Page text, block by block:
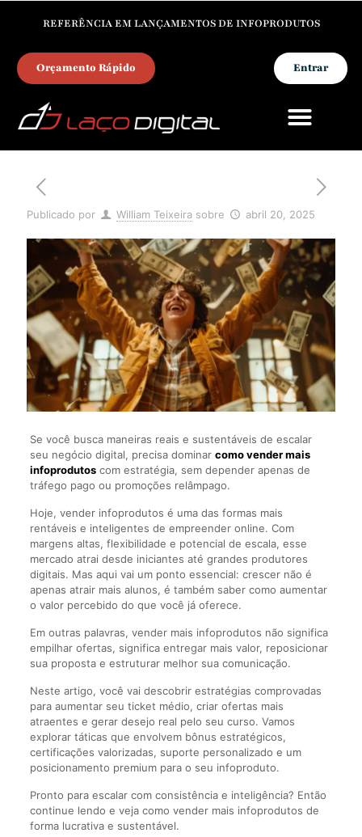
REFERÊNCIA EM LANÇAMENTOS DE INFOPRODUTOS
Orçamento Rápido Entrar
Publicado por William Teixeira sobre abril 20, 2025
Se você busca maneiras reais e sustentáveis de escalar
seu negócio digital, precisa dominar como vender mais
infoprodutoscom estratégia, sem depender apenas de
tráfego pago ou promoções relâmpago.
Hoje, vender infoprodutos é uma das formas mais
rentáveis e inteligentes de empreender online. Com
margens altas, flexibilidade e potencial de escala, esse
mercado atrai desde iniciantes até grandes produtores
digitais. Mas aqui vai um ponto essencial: crescer não é
apenas atrair mais alunos, é também saber como aumentar
o valor percebido do que você já oferece.
Em outras palavras, vender mais infoprodutos não significa
empilhar ofertas, significa entregar mais valor, reposicionar
sua proposta e estruturar melhor sua comunicação.
Neste artigo, você vai descobrir estratégias comprovadas
para aumentar seu ticket médio, criar ofertas mais
atraentes e gerar desejo real pelo seu curso. Vamos
explorar táticas que envolvem bônus estratégicos,
certificações valorizadas, suporte personalizado e um
posicionamento premium para o seu infoproduto.
Pronto para escalar com consistência e inteligência? Então
continue lendo e veja como vender mais infoprodutos de
forma lucrativa e sustentável.